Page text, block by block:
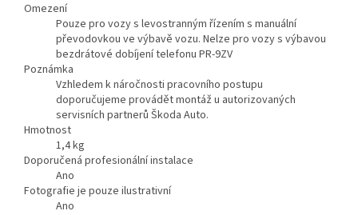
Omezení
Pouze pro vozy s levostranným řízením s manuální
převodovkou ve výbavě vozu. Nelze pro vozy s výbavou
bezdrátové dobíjení telefonu PR-9ZV
Poznámka
Vzhledem k náročnosti pracovního postupu
doporučujeme provádět montáž u autorizovaných
servisních partnerů Škoda Auto.
Hmotnost
1,4kg
Doporučená profesionální instalace
Ano
Fotografie je pouze ilustrativní
Ano